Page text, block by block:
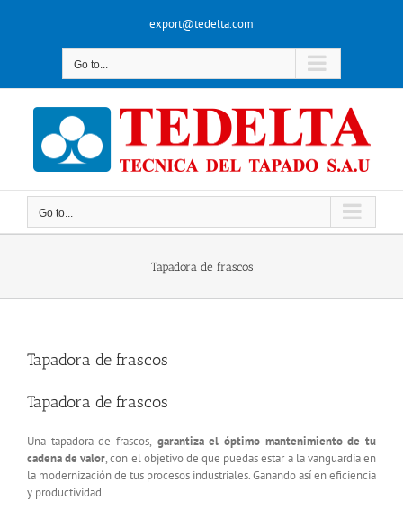
export@tedelta.com
Go to...
Go to...
Tapadora de frascos
Tapadora de frascos
Tapadora de frascos
Una tapadora de frascos, garantiza el óptimo mantenimiento de tu
cadena de valor, con el objetivo de que puedas estar a la vanguardia en
la modernización de tus procesos industriales. Ganando así en eficiencia
y productividad.